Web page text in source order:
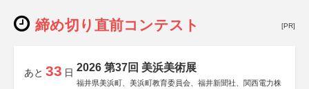
締め切り直前コンテスト [PR]
あと 33 日 2026 第37回 美浜美術展
福井県美浜町、美浜町教育委員会、福井新聞社、関西電力株